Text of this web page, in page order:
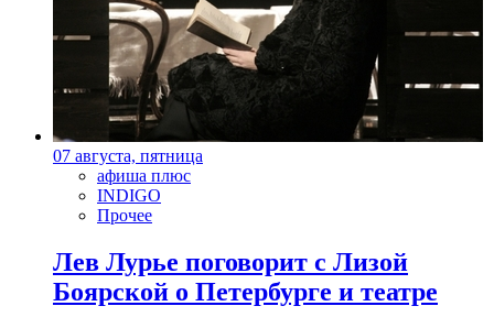
07 августа, пятница
афиша плюс
INDIGO
Прочее
Лев Лурье поговорит с Лизой
Боярской о Петербурге и театре